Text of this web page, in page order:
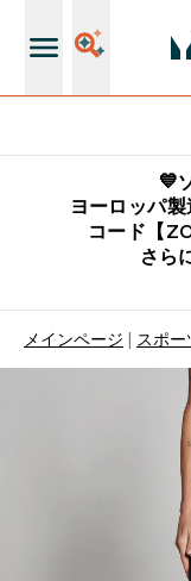
💙
ヨーロッパ
コード【
さら
メインページ スポー